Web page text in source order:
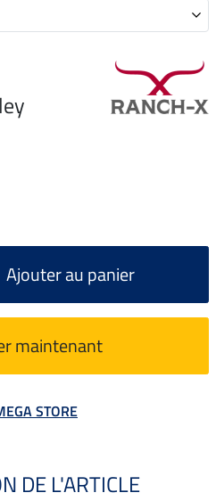
Ajouter au panier
maintenant
STORE
DE L'ARTICLE